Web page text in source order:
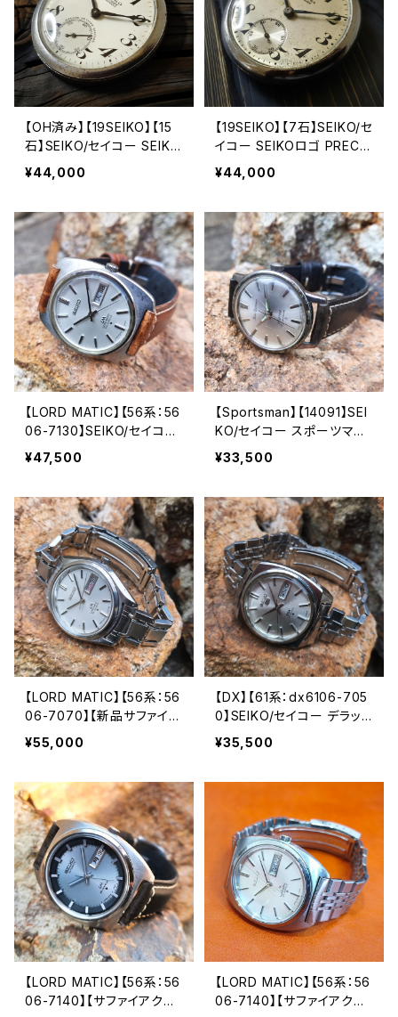
【OH済み】【19SEIKO】【15
石】SEIKO/セイコー SEIKO
ロゴ PRECISION/プレシジ
ョン 鉄道時計/懐中時計 15
7年9月製造品 動作確認済
み アンティークウォッチ 19
seiko【seiko15-17】
¥44,000
【19SEIKO】【7石】SEIKO/セ
イコー SEIKOロゴ PRECIS
ION/プレシジョン 鉄道時
計/懐中時計 機械式 手巻き
に製造された懐中時計 動
作確認済み クリーニング/
ケース磨き/風防磨き済み
アンティークウォッチ【seik
o7-11】
¥44,000
【LORD MATIC】【56系：56
06-7130】SEIKO/セイコー
ロードマチック 23石 Cal.5
606 キャリバー 機械式 自
工場 1970年 6月製造製造
アンティークウォッチ 中三
針 レザーベルト メンズウォ
ッチ【lm5606-7130-1】
¥47,500
【Sportsman】【14091】SEI
KO/セイコー スポーツマン
セブンティーン 17石 Cal.4
361 キャリバー 機械式 手
964年 4月製造 アンティー
クウォッチ 腕時計（spm140
91-1）
¥33,500
【LORD MATIC】【56系：56
06-7070】【新品サファイア
クリスタル】【純正ベルト】SE
IKO/セイコーロードマチッ
9月製造 23石 Cal.5606
キャリバー 機械式 自動巻き
腕時計 アンティークウォッ
チ メンズウォッチ【5606-7
070-5】
¥55,000
【DX】【61系：dx6106-705
0】SEIKO/セイコー デラッ
クス 25石 Cal.6106A キャ
リバー 機械式 自動巻き腕
968年 9月製造 アンティー
クウォッチ 中三針 純正ベル
ト メンズウォッチ【dx6106-
7050-1】
¥35,500
【LORD MATIC】【56系：56
06-7140】【サファイアクリ
【LORD MATIC】【56系：56
06-7140】【サファイアクリ